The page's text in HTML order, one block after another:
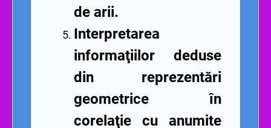
de arii.
Interpretarea
informaţiilor deduse
din reprezentări
geometrice în
corelaţie cu anumite